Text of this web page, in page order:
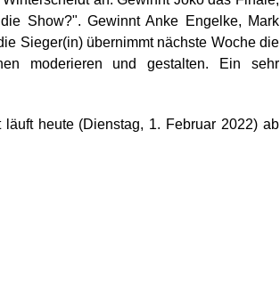
Show?". Gewinnt Anke Engelke, Mark
Sieger(in) übernimmt nächste Woche die
moderieren und gestalten. Ein sehr
heute (Dienstag, 1. Februar 2022) ab